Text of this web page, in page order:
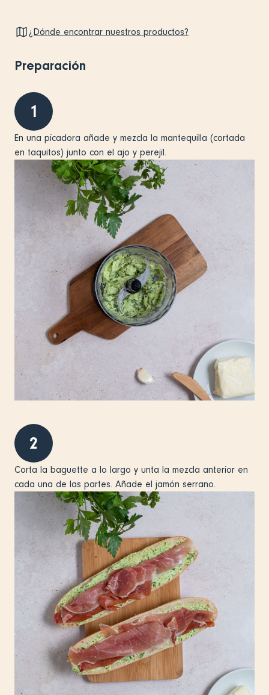
¿Dónde encontrar nuestros productos?
Preparación
1
En una picadora añade y mezcla la mantequilla (cortada
en taquitos) junto con el ajo y perejil.
2
Corta la baguette a lo largo y unta la mezcla anterior en
cada una de las partes. Añade el jamón serrano.